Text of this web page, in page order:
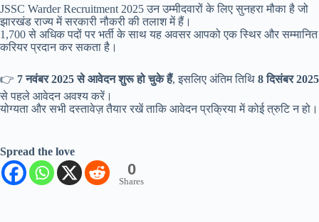
JSSC Warder Recruitment 2025 उन उम्मीदवारों के लिए सुनहरा मौका है जो
झारखंड राज्य में सरकारी नौकरी की तलाश में हैं।
1,700 से अधिक पदों पर भर्ती के साथ यह अवसर आपको एक स्थिर और सम्मानित
करियर प्रदान कर सकता है।
👉 7 नवंबर 2025 से आवेदन शुरू हो चुके हैं, इसलिए अंतिम तिथि 8 दिसंबर 2025
से पहले आवेदन अवश्य करें।
योग्यता और सभी दस्तावेज़ तैयार रखें ताकि आवेदन प्रक्रिया में कोई त्रुटि न हो।
Spread the love
0
Shares